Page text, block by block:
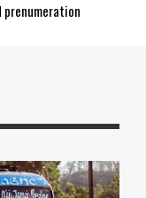
prenumeration